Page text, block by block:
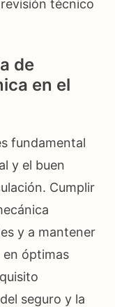
técnico
de
en el
fundamental
y el buen
Cumplir
y a mantener
óptimas
seguro y la